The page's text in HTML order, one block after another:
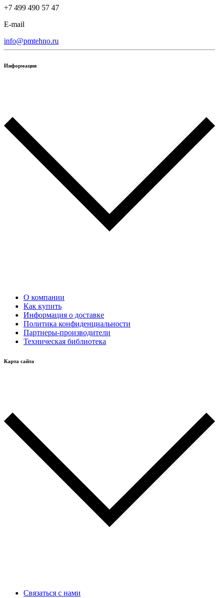
+7 499 490 57 47
E-mail
info@pmtehno.ru
Информация
О компании
Как купить
Информация о доставке
Политика конфиденциальности
Партнеры-производители
Техническая библиотека
Карта сайта
Связаться с нами